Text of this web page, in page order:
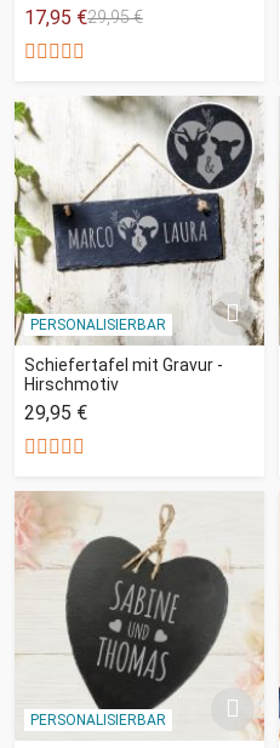
17,95 €29,95 €
PERSONALISIERBAR
Schiefertafel mit Gravur -
Hirschmotiv
29,95 €
PERSONALISIERBAR